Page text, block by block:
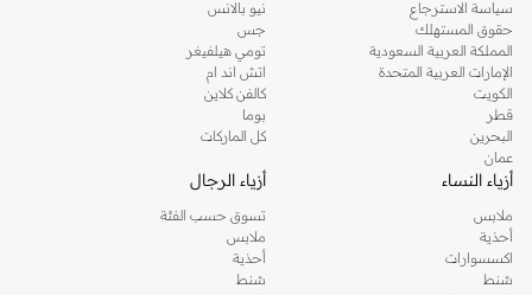
الملابس والأحذية والإكسسوارات وكافة احتياجاتك الأخرى من علامات رائدة مثل:
ديفاكتو ، و ديزل، وبيير كاردان تومي هيلفيغر، وريفر ايلاند
ومايكل كورس ، وبيفرلي هيلز بولو كلوب ، وأمريكان إيجل
لورين
كما ستجد ملابس للكبار والأطفال لدى نمشي السعودية من علامات مثل
وماركات خاصة بالأطفال مثل
وأخرى للرضع مثل مذركير
تسوقي أزياء نسائية مواكبة للموضة في السعودية
إذا كنتِ ترغبين في مواكبة أحدث الصيحات، أو تودين اقتناء قطع أزياء أساسية استعدادًا
سياسة الاسترجاع
حقوق المستهلك
المملكة العربية السعودية
الإمارات العربية المتحدة
الكويت
قطر
البحرين
عمان
نيو بالانس
جس
تومي هيلفيغر
اتش اند ام
كالفن كلاين
بوما
كل الماركات
أزياء النساء
ملابس
أحذية
اكسسوارات
شنط
أزياء الرجال
تسوق حسب الفئة
ملابس
أحذية
شنط